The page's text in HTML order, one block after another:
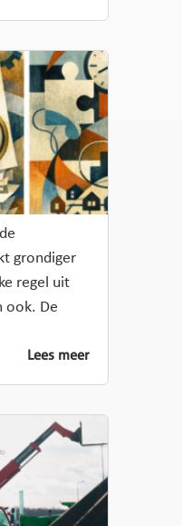
grondiger
regel uit
ook. De
Lees meer